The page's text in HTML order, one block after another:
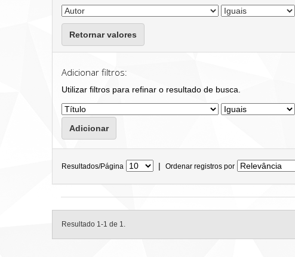
Retornar valores
Adicionar filtros:
Utilizar filtros para refinar o resultado de busca.
Resultados/Página | Ordenar registros por
Resultado 1-1 de 1.